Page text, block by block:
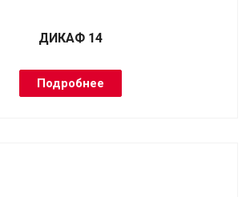
ДИКАФ 14
Подробнее